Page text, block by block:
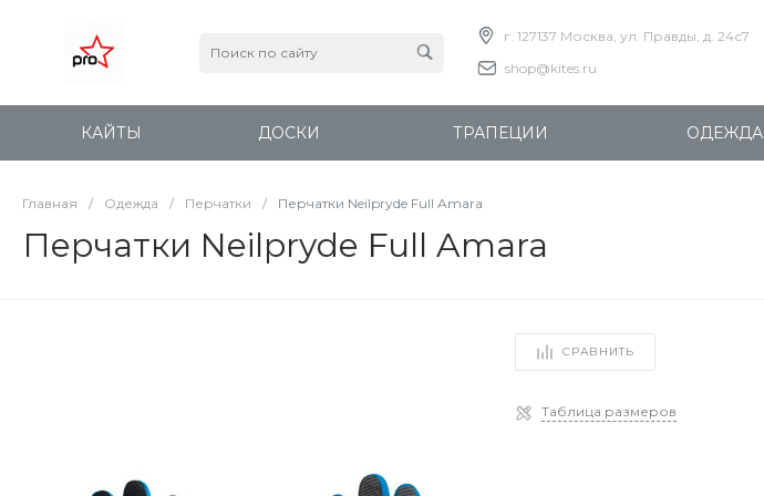
г. 127137 Москва, ул. Правды, д. 24с7
shop@kites.ru
КАЙТЫ ДОСКИ ТРАПЕЦИИ ОДЕЖДА
Главная / Одежда / Перчатки / Перчатки Neilpryde Full Amara
Перчатки Neilpryde Full Amara
СРАВНИТЬ
Таблица размеров